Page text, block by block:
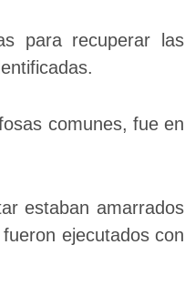
para recuperar las
comunes, fue en
estaban amarrados
ejecutados con